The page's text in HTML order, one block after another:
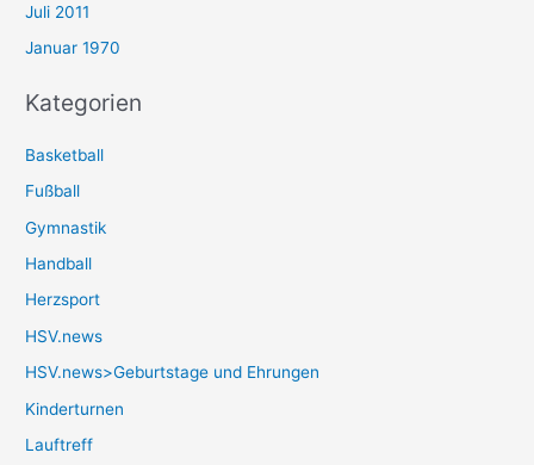
Juli 2011
Januar 1970
Kategorien
Basketball
Fußball
Gymnastik
Handball
Herzsport
HSV.news
HSV.news>Geburtstage und Ehrungen
Kinderturnen
Lauftreff